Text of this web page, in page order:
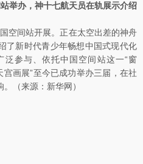
举办，神十七航天员在轨展示介绍
空间站开展。正在太空出差的神舟
了新时代青少年畅想中国式现代化
参与、依托中国空间站这一“窗
宫画展”至今已成功举办三届，在社
（来源：新华网）